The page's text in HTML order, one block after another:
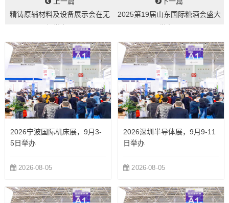
精铸原辅材料及设备展示会在无
2025第19届山东国际糖酒会盛大
2026宁波国际机床展，9月3-
5日举办
2026-08-05
2026深圳半导体展，9月9-11
日举办
2026-08-05